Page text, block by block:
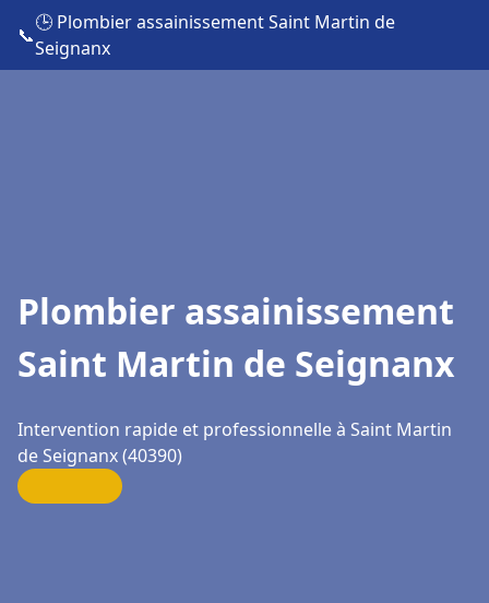
📞
🕒 Plombier assainissement Saint Martin de
Seignanx
Plombier assainissement
Saint Martin de Seignanx
Intervention rapide et professionnelle à Saint Martin
de Seignanx (40390)